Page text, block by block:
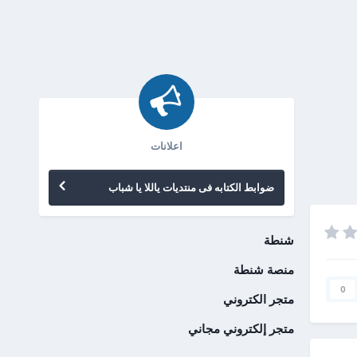
0
اعلانات
ضوابط الكتابه فى منتديات ياللا يا شباب
شنطة
منصة شنطة
متجر الكتروني
متجر إلكتروني مجاني